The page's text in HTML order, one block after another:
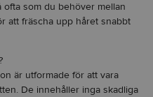
ofta som du behöver mellan
att fräscha upp håret snabbt
är utformade för att vara
De innehåller inga skadliga